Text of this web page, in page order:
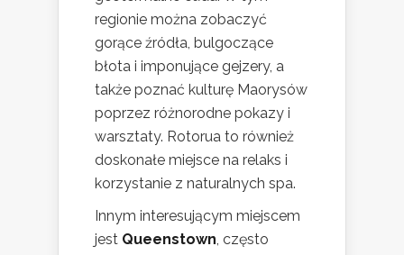
regionie można zobaczyć
gorące źródła, bulgoczące
błota i imponujące gejzery, a
także poznać kulturę Maorysów
poprzez różnorodne pokazy i
warsztaty. Rotorua to również
doskonałe miejsce na relaks i
korzystanie z naturalnych spa.
Innym interesującym miejscem
jest Queenstown, często